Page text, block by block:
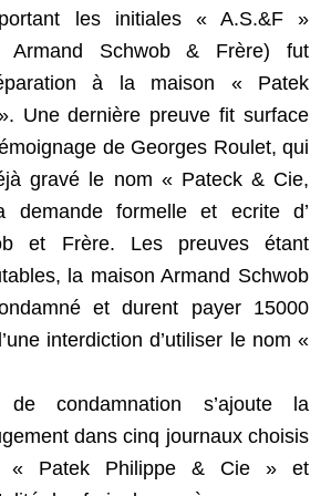
les initiales « A.S.&F »
Armand Schwob & Frère) fut
à la maison « Patek
Une dernière preuve fit surface
de Georges Roulet, qui
gravé le nom « Pateck & Cie,
formelle et ecrite d’
et Frère. Les preuves étant
la maison Armand Schwob
et durent payer 15000
interdiction d’utiliser le nom «
condamnation s’ajoute la
dans cinq journaux choisis
« Patek Philippe & Cie » et